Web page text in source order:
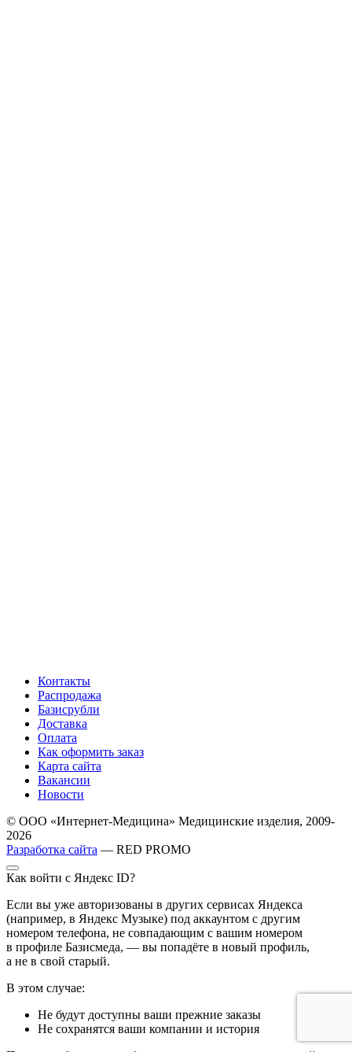
Контакты
Распродажа
Базисрубли
Доставка
Оплата
Как оформить заказ
Карта сайта
Вакансии
Новости
© ООО «Интернет-Медицина» Медицинские изделия, 2009-
2026
Разработка сайта — RED PROMO
Как войти с Яндекс ID?
Если вы уже авторизованы в других сервисах Яндекса
(например, в Яндекс Музыке) под аккаунтом с другим
номером телефона, не совпадающим с вашим номером
в профиле Базисмеда, — вы попадёте в новый профиль,
а не в свой старый.
В этом случае:
Не будут доступны ваши прежние заказы
Не сохранятся ваши компании и история